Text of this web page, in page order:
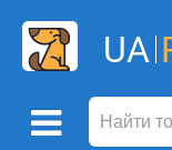
UA